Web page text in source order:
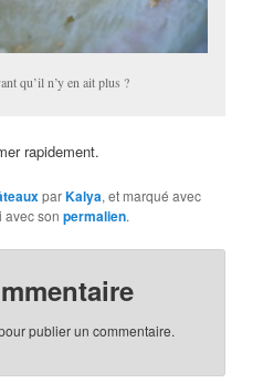
qu’il n’y en ait plus ?
rapidement.
parKalya, et marqué avec
avec sonpermalien.
publier un commentaire.